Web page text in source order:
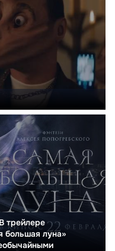
трейлере
большая луна»